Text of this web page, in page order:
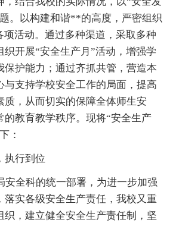
。以构建和谐**的高度，严密组织
项活动。通过多种渠道，采取多种
织开展“安全生产月”活动，增强学
保护能力；通过齐抓共管，营造本
与支持学校安全工作的局面，提高
质，从而切实的保障全体师生安
的教育教学秩序。现将“安全生产
：
执行到位
全科的统一部署，为进一步加强
落实各级安全生产责任，我校又重
织，建立健全安全生产责任制，坚